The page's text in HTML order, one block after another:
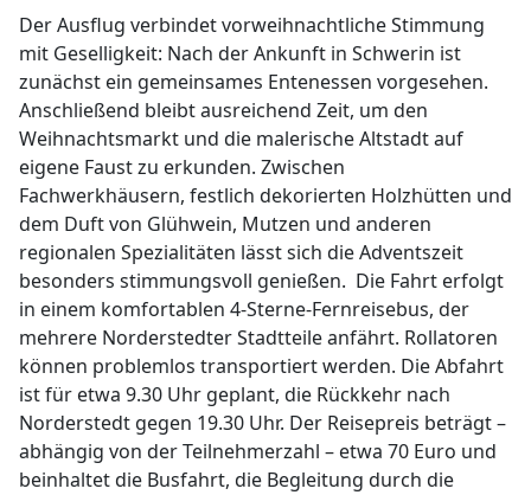
Der Ausflug verbindet vorweihnachtliche Stimmung
mit Geselligkeit: Nach der Ankunft in Schwerin ist
zunächst ein gemeinsames Entenessen vorgesehen.
Anschließend bleibt ausreichend Zeit, um den
Weihnachtsmarkt und die malerische Altstadt auf
eigene Faust zu erkunden. Zwischen
Fachwerkhäusern, festlich dekorierten Holzhütten und
dem Duft von Glühwein, Mutzen und anderen
regionalen Spezialitäten lässt sich die Adventszeit
besonders stimmungsvoll genießen. Die Fahrt erfolgt
in einem komfortablen 4-Sterne-Fernreisebus, der
mehrere Norderstedter Stadtteile anfährt. Rollatoren
können problemlos transportiert werden. Die Abfahrt
ist für etwa 9.30 Uhr geplant, die Rückkehr nach
Norderstedt gegen 19.30 Uhr. Der Reisepreis beträgt –
abhängig von der Teilnehmerzahl – etwa 70 Euro und
beinhaltet die Busfahrt, die Begleitung durch die